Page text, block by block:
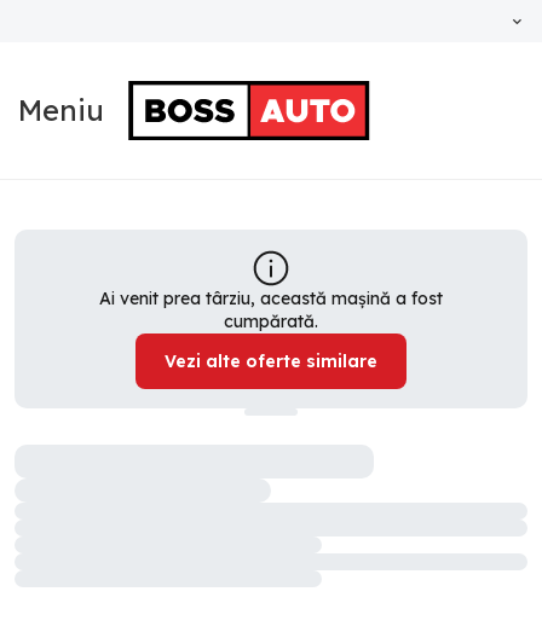
Meniu
Ai venit prea târziu, această mașină a fost
cumpărată.
Vezi alte oferte similare